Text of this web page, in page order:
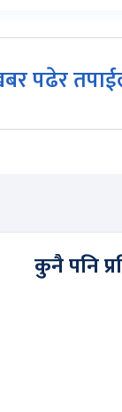
पढेर
कुनै पनि